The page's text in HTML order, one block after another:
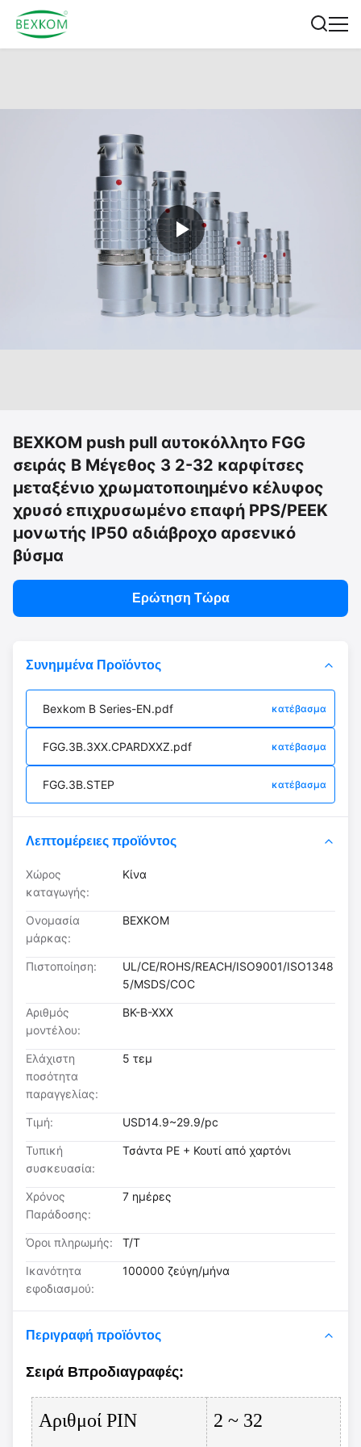
BEXKOM push pull αυτοκόλλητο FGG
σειράς Β Μέγεθος 3 2-32 καρφίτσες
μεταξένιο χρωματοποιημένο κέλυφος
χρυσό επιχρυσωμένο επαφή PPS/PEEK
μονωτής IP50 αδιάβροχο αρσενικό
βύσμα
Ερώτηση Τώρα
Συνημμένα Προϊόντος
Bexkom B Series-EN.pdf κατέβασμα
FGG.3B.3XX.CPARDXXZ.pdf κατέβασμα
FGG.3B.STEP κατέβασμα
Λεπτομέρειες προϊόντος
Χώρος
καταγωγής:
Κίνα
Ονομασία
μάρκας:
BEXKOM
Πιστοποίηση:
UL/CE/ROHS/REACH/ISO9001/ISO1348
5/MSDS/COC
Αριθμός
μοντέλου:
ΒΚ-Β-ΧΧΧ
Ελάχιστη
ποσότητα
παραγγελίας:
5 τεμ
Τιμή: USD14.9~29.9/pc
Τυπική
συσκευασία:
Τσάντα PE + Κουτί από χαρτόνι
Χρόνος
Παράδοσης:
7 ημέρες
Όροι πληρωμής: T/T
Ικανότητα
εφοδιασμού:
100000 ζεύγη/μήνα
Περιγραφή προϊόντος
Σειρά Βπροδιαγραφές:
Αριθμοί PIN 2 ~ 32